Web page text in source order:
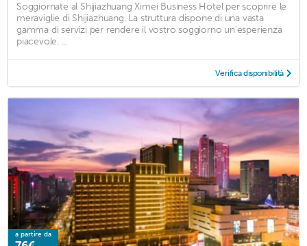
Soggiornate al Shijiazhuang Ximei Business Hotel per scoprire le
meraviglie di Shijiazhuang. La struttura dispone di una vasta
gamma di servizi per rendere il vostro soggiorno un'esperienza
piacevole. ...
Verifica disponibilità
a partire da